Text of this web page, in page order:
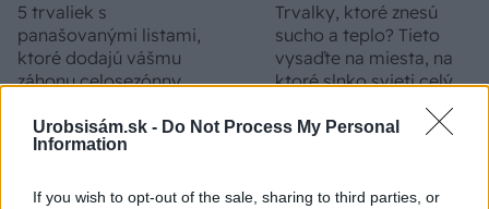
Urobsisám.sk - Do Not Process My Personal
Information
If you wish to opt-out of the sale, sharing to third parties, or
5 trvaliek s
panašovanými listami,
ktoré dodajú vášmu
záhonu celosezónny
Trvalky, ktoré znesú
sucho a teplo? Tieto
vysaďte na miesta, na
ktoré slnko svieti celý